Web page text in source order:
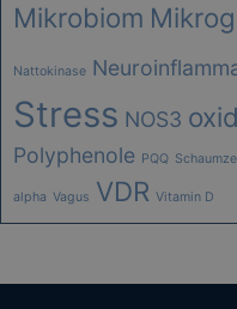
Mikrobiom
Nattokinase
Stress NOS3
Polyphenole
PQQ
alpha Vagus VDR Vitamin D